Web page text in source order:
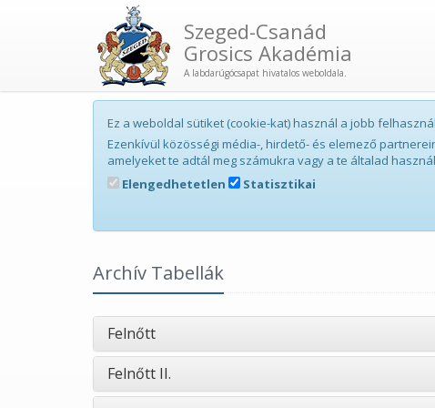
Szeged-Csanád
Grosics Akadémia
A labdarúgócsapat hivatalos weboldala.
Ez a weboldal sütiket (cookie-kat) használ a jobb
Ezenkívül közösségi média-, hirdető- és elemező
amelyeket te adtál meg számukra vagy a te általad
Elengedhetetlen
Statisztikai
Archív Tabellák
Felnőtt
Felnőtt II.